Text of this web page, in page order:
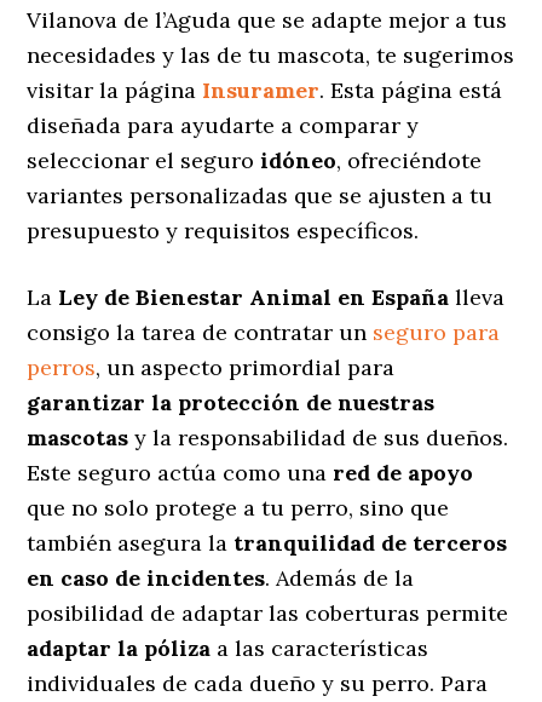
Vilanova de l’Aguda que se adapte mejor a tus
necesidades y las de tu mascota, te sugerimos
visitar la página Insuramer. Esta página está
diseñada para ayudarte a comparar y
seleccionar el seguroidóneo, ofreciéndote
variantes personalizadas que se ajusten a tu
presupuesto y requisitos específicos.
La Ley de Bienestar Animal en España lleva
consigo la tarea de contratar un seguro para
perros, un aspecto primordial para
garantizar la protección de nuestras
mascotas y la responsabilidad de sus dueños.
Este seguro actúa como una red de apoyo
que no solo protege a tu perro, sino que
también asegura la tranquilidad de terceros
en caso de incidentes. Además de la
posibilidad de adaptar las coberturas permite
adaptar la póliza a las características
individuales de cada dueño y su perro. Para